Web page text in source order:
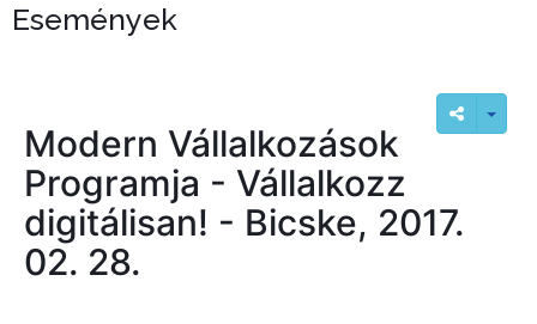
Események
Modern Vállalkozások
Programja - Vállalkozz
digitálisan! - Bicske, 2017.
02. 28.